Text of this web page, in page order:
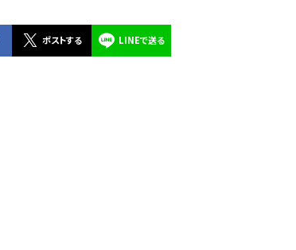
ポストする LINEで送る